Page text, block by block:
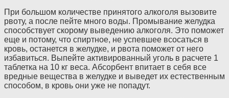
При большом количестве принятого алкоголя вызовите
рвоту, а после пейте много воды. Промывание желудка
способствует скорому выведению алкоголя. Это поможет
еще и потому, что спиртное, не успевшее всосаться в
кровь, останется в желудке, и рвота поможет от него
избавиться. Выпейте активированный уголь в расчете 1
таблетка на 10 кг веса. Абсорбент впитает в себя все
вредные вещества в желудке и выведет их естественным
способом, в кровь они уже не попадут.